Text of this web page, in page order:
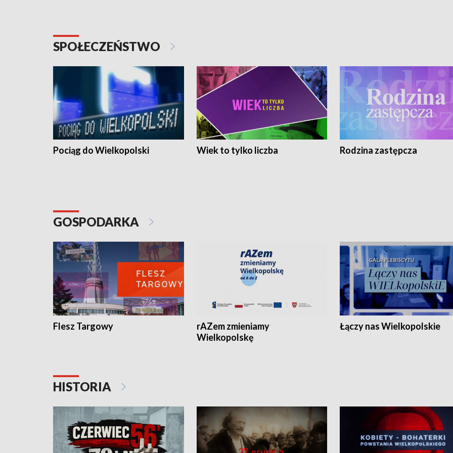
SPOŁECZEŃSTWO
Pociąg do Wielkopolski Wiek to tylko liczba Rodzina zastępcza
GOSPODARKA
Flesz Targowy
rAZem zmieniamy
Wielkopolskę
Łączy nas Wielkopolskie
HISTORIA